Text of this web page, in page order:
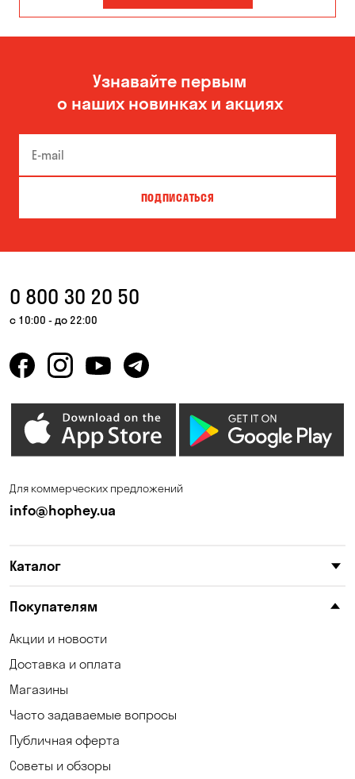
Запорожье Каменское
Новоселовка Одесса
Песчанка
Узнавайте первым
о наших новинках и акциях
ПОДПИСАТЬСЯ
0 800 30 20 50
с 10:00 - до 22:00
Для коммерческих предложений
info@hophey.ua
Каталог
Покупателям
Акции и новости
Доставка и оплата
Магазины
Часто задаваемые вопросы
Публичная оферта
Советы и обзоры